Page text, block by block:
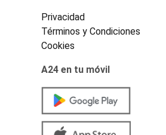
Privacidad
Términos y Condiciones
Cookies
A24 en tu móvil